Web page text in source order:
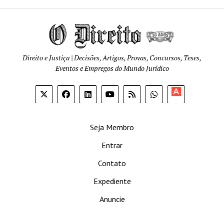
Direito e Justiça | Decisões, Artigos, Provas, Concursos, Teses,
Eventos e Empregos do Mundo Jurídico
Seja Membro
Entrar
Contato
Expediente
Anuncie